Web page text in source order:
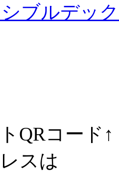
ブルデック
QRコード↑
スは